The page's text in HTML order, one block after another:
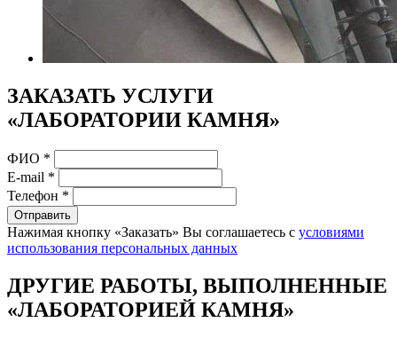
ЗАКАЗАТЬ УСЛУГИ
«ЛАБОРАТОРИИ КАМНЯ»
ФИО *
E-mail *
Телефон *
Отправить
Нажимая кнопку «Заказать» Вы соглашаетесь с условиями
использования персональных данных
ДРУГИЕ РАБОТЫ, ВЫПОЛНЕННЫЕ
«ЛАБОРАТОРИЕЙ КАМНЯ»